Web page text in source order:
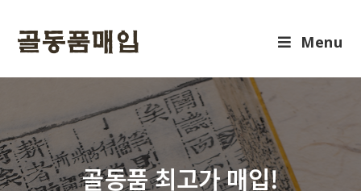
Menu
골동품 최고가 매입!